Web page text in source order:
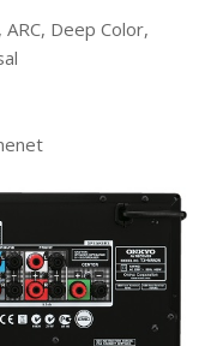
Deep Color,